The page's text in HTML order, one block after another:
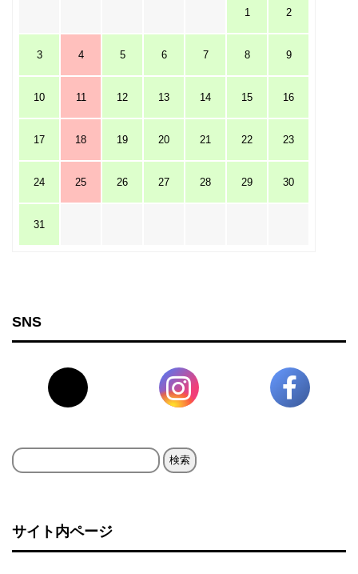
1 2
3 4 5 6 7 8 9
10 11 12 13 14 15 16
17 18 19 20 21 22 23
24 25 26 27 28 29 30
31
SNS
検
サイト内ページ